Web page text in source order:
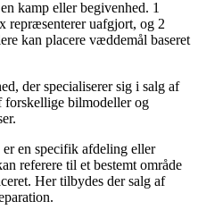
kamp eller begivenhed. 1
repræsenterer uafgjort, og 2
kan placere væddemål baseret
der specialiserer sig i salg af
forskellige bilmodeller og
en specifik afdeling eller
referere til et bestemt område
Her tilbydes der salg af